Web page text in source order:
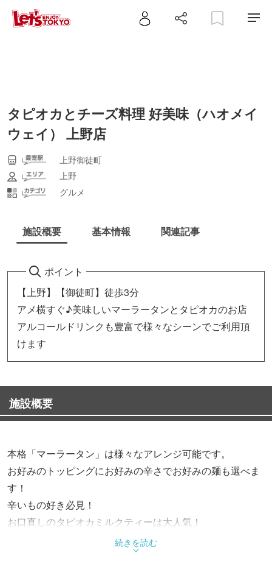
タピオカとチーズ料理 好美味（ハオメイ
ウェイ） 上野店
上野御徒町
上野
グルメ
施設概要 基本情報 関連記事
ポイント
【上野】【御徒町】徒歩3分
アメ横すぐ♪美味しいマーラータンとタピオカのお店
アルコールドリンクも豊富で様々なシーンでご利用頂
けます
施設概要
本格「マーラータン」は様々なアレンジ可能です。
お好みのトッピングにお好みの辛さでお好みの麺も選べま
す！
辛いもの好き必見！
お口直しのタピオカミルクティーは大人気！
テイクアウトも可能です♪続きを読む